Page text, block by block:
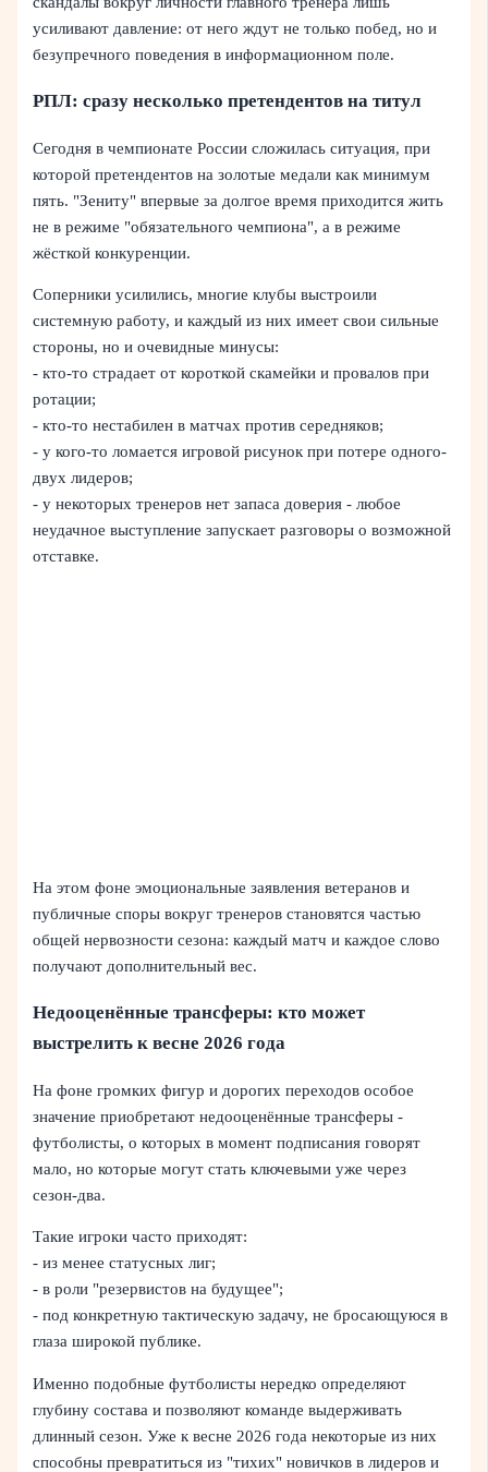
усиливают давление: от него ждут не только побед, но и
безупречного поведения в информационном поле.
РПЛ: сразу несколько претендентов на титул
Сегодня в чемпионате России сложилась ситуация, при
которой претендентов на золотые медали как минимум
пять. "Зениту" впервые за долгое время приходится жить
не в режиме "обязательного чемпиона", а в режиме
жёсткой конкуренции.
Соперники усилились, многие клубы выстроили
системную работу, и каждый из них имеет свои сильные
стороны, но и очевидные минусы:
- кто-то страдает от короткой скамейки и провалов при
ротации;
- кто-то нестабилен в матчах против середняков;
- у кого-то ломается игровой рисунок при потере одного-
двух лидеров;
- у некоторых тренеров нет запаса доверия - любое
неудачное выступление запускает разговоры о возможной
отставке.
На этом фоне эмоциональные заявления ветеранов и
публичные споры вокруг тренеров становятся частью
общей нервозности сезона: каждый матч и каждое слово
получают дополнительный вес.
Недооценённые трансферы: кто может
выстрелить к весне 2026 года
На фоне громких фигур и дорогих переходов особое
значение приобретают недооценённые трансферы -
футболисты, о которых в момент подписания говорят
мало, но которые могут стать ключевыми уже через
сезон-два.
Такие игроки часто приходят:
- из менее статусных лиг;
- в роли "резервистов на будущее";
- под конкретную тактическую задачу, не бросающуюся в
глаза широкой публике.
Именно подобные футболисты нередко определяют
глубину состава и позволяют команде выдерживать
длинный сезон. Уже к весне 2026 года некоторые из них
способны превратиться из "тихих" новичков в лидеров и